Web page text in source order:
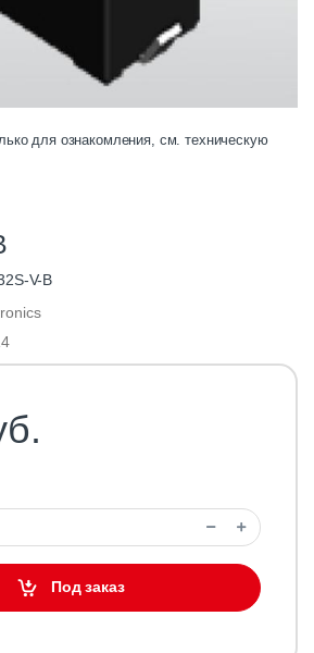
для ознакомления, см. техническую
V-B
Под заказ